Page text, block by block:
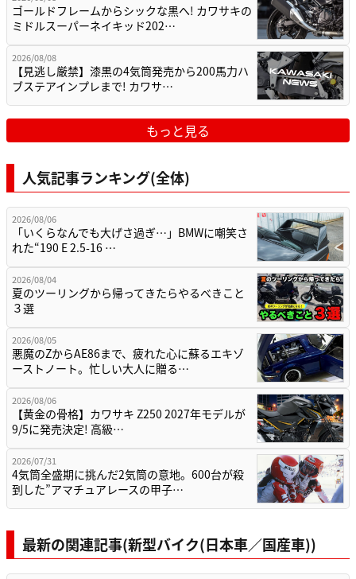
ゴールドフレームからシックな黒へ! カワサキの
ミドルスーパーネイキッド202…
2026/08/08
【見逃し厳禁】漆黒の4気筒発売から200馬力ハ
ブステアインプレまで! カワサ…
もっと見る
人気記事ランキング(全体)
2026/08/06
「いくらなんでも大げさ過ぎ…」BMWに嘲笑さ
れた“190 E 2.5-16 …
2026/08/04
夏のツーリングから帰ってきたらやるべきこと
３選
2026/08/05
悪魔のZからAE86まで、疲れた心に蘇るエキゾ
ーストノート。忙しい大人に贈る…
2026/08/06
【黄金の骨格】カワサキ Z250 2027年モデルが
9/5に発売決定! 高級…
2026/07/31
4気筒全盛期に挑んだ2気筒の意地。600台が殺
到した”アマチュアレースの甲子…
最新の関連記事(新型バイク(日本車／国産車))